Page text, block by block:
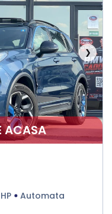
❯
ACASA
Automata